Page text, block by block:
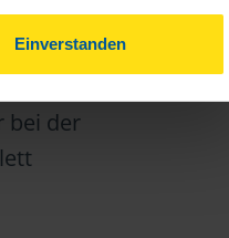
Einverstanden
bei der